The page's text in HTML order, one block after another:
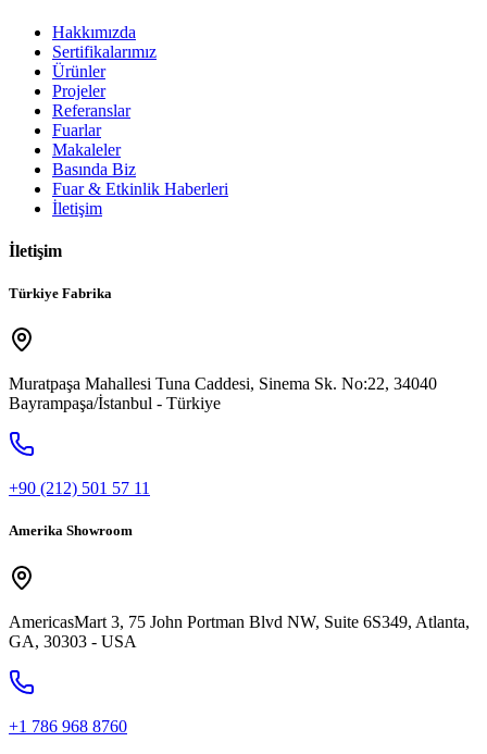
Hakkımızda
Sertifikalarımız
Ürünler
Projeler
Referanslar
Fuarlar
Makaleler
Basında Biz
Fuar & Etkinlik Haberleri
İletişim
İletişim
Türkiye Fabrika
Muratpaşa Mahallesi Tuna Caddesi, Sinema Sk. No:22, 34040
Bayrampaşa/İstanbul - Türkiye
+90 (212) 501 57 11
Amerika Showroom
AmericasMart 3, 75 John Portman Blvd NW, Suite 6S349, Atlanta,
GA, 30303 - USA
+1 786 968 8760